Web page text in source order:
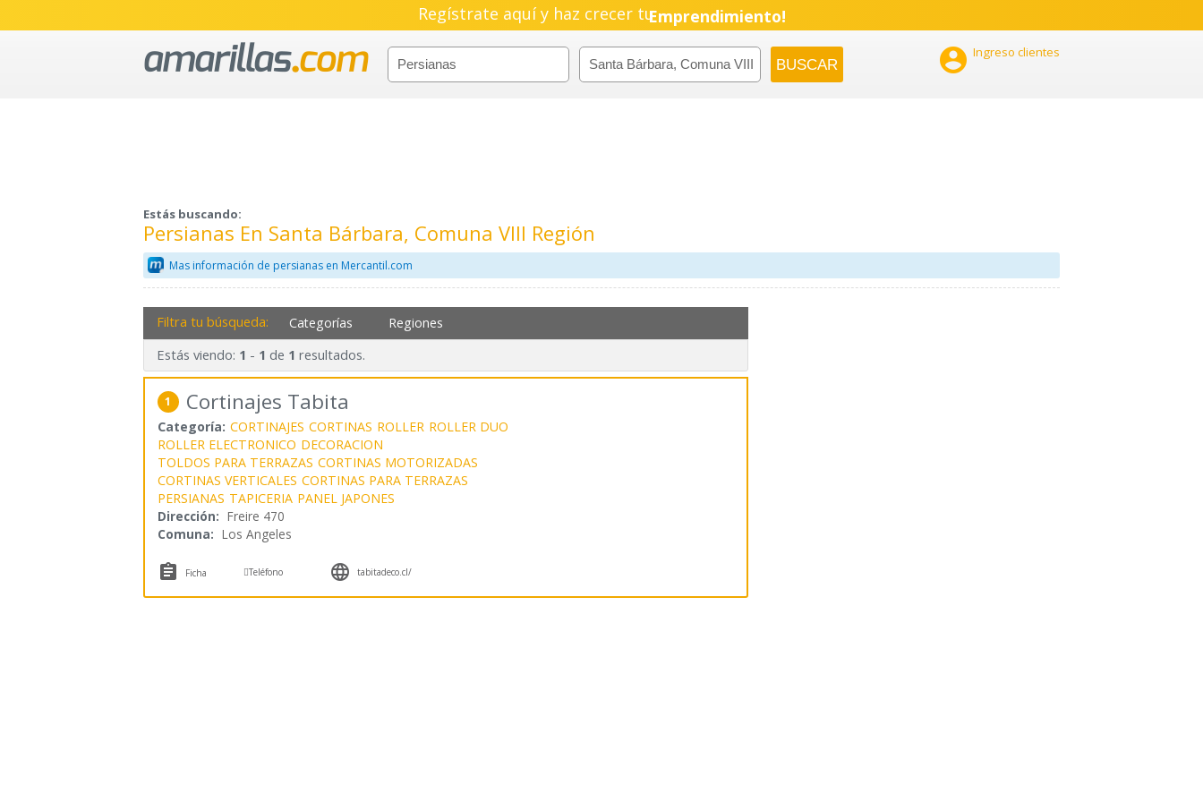
Regístrate aquí y haz crecer tuEmprendimiento!
 Ingreso clientes
Estás buscando:
Persianas En Santa Bárbara, Comuna VIII Región
Mas información de persianas en Mercantil.com
Filtra tu búsqueda: Categorías Regiones
Estás viendo: 1 - 1 de 1 resultados.
1 Cortinajes Tabita
Categoría: CORTINAJES CORTINAS ROLLER ROLLER DUO
ROLLER ELECTRONICO DECORACION
TOLDOS PARA TERRAZAS CORTINAS MOTORIZADAS
CORTINAS VERTICALES CORTINAS PARA TERRAZAS
PERSIANAS TAPICERIA PANEL JAPONES
Dirección: Freire 470
Comuna: Los Angeles
 Ficha Teléfono  tabitadeco.cl/